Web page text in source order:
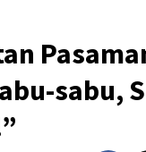
sabu,